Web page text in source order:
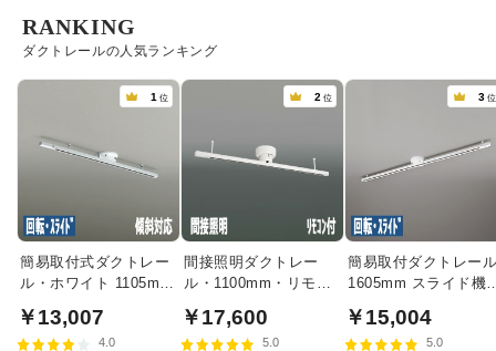
ダクトレールの人気ランキング
RANKING
1 位
簡易取付式ダクトレー
ル・ホワイト 1105mm
￥13,007
4.0
2 位
間接照明ダクトレー
ル・1100mm・リモコ
￥17,600
5.0
3 位
簡易取付ダクトレー
1605mm スライド機
￥15,004
5.0